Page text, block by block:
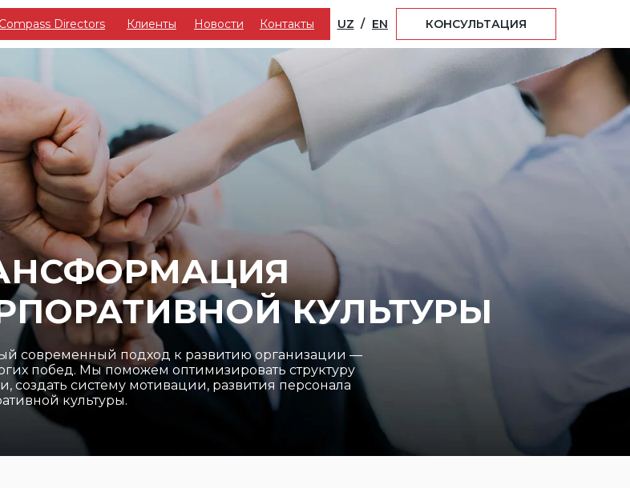
КОНСУЛЬТАЦИЯ
Compass Directors Клиенты Новости Контакты UZ / EN
КУЛЬТУРЫ
современный подход к развитию организации —
побед. Мы поможем оптимизировать структуру
создать систему мотивации, развития персонала
культуры.